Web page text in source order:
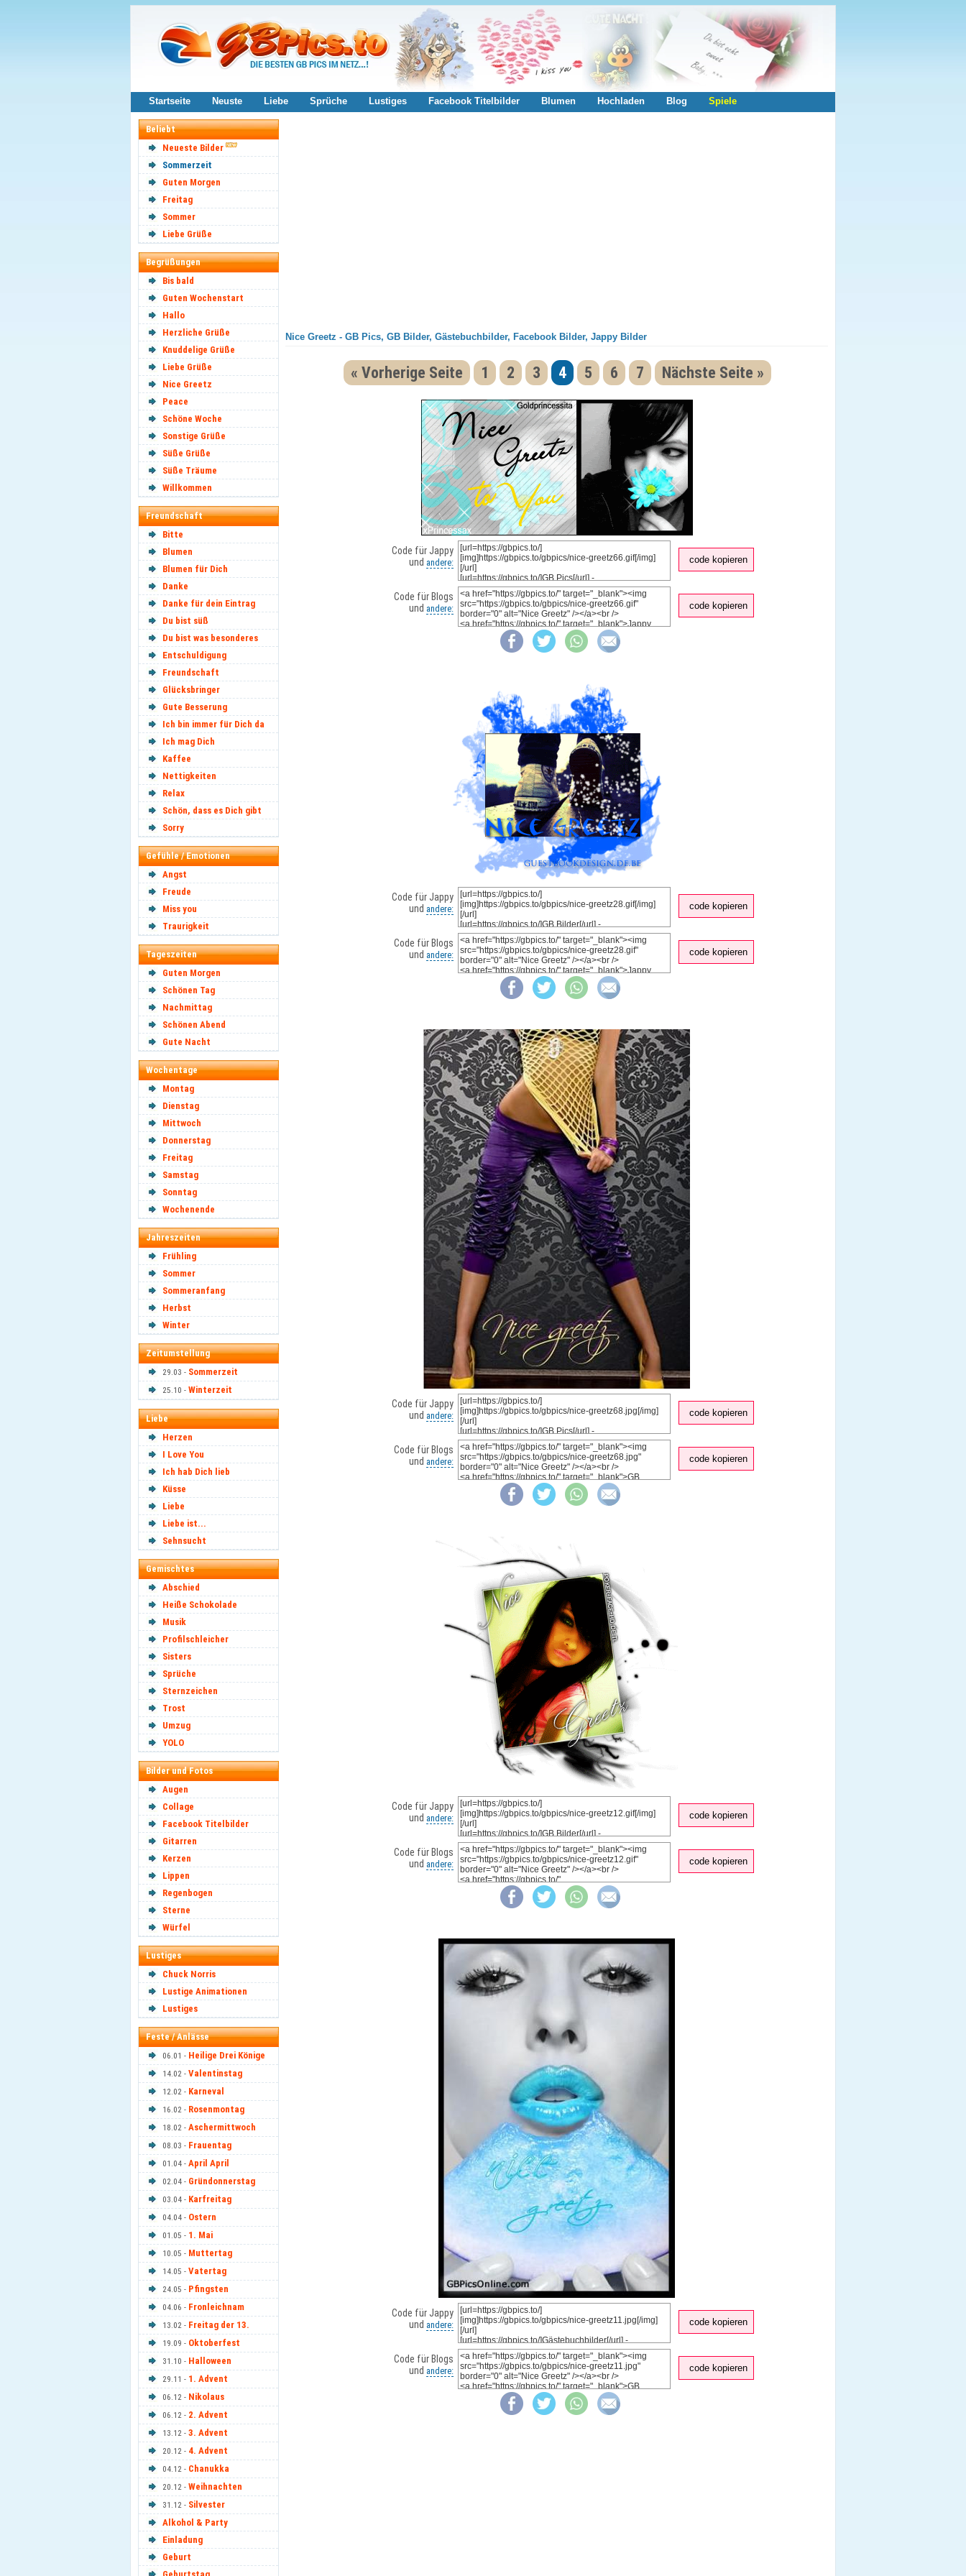
Startseite Neuste Liebe Sprüche Lustiges Facebook Titelbilder Blumen Hochladen Blog Spiele
Beliebt
Neueste Bilder
Sommerzeit
Guten Morgen
Freitag
Sommer
Liebe Grüße
Begrüßungen
Bis bald
Guten Wochenstart
Hallo
Herzliche Grüße
Knuddelige Grüße
Liebe Grüße
Nice Greetz
Peace
Schöne Woche
Sonstige Grüße
Süße Grüße
Süße Träume
Willkommen
Freundschaft
Bitte
Blumen
Blumen für Dich
Danke
Danke für dein Eintrag
Du bist süß
Du bist was besonderes
Entschuldigung
Freundschaft
Glücksbringer
Gute Besserung
Ich bin immer für Dich da
Ich mag Dich
Kaffee
Nettigkeiten
Relax
Schön, dass es Dich gibt
Sorry
Gefühle / Emotionen
Angst
Freude
Miss you
Traurigkeit
Tageszeiten
Guten Morgen
Schönen Tag
Nachmittag
Schönen Abend
Gute Nacht
Wochentage
Montag
Dienstag
Mittwoch
Donnerstag
Freitag
Samstag
Sonntag
Wochenende
Jahreszeiten
Frühling
Sommer
Sommeranfang
Herbst
Winter
Zeitumstellung
29.03 - Sommerzeit
25.10 - Winterzeit
Liebe
Herzen
I Love You
Ich hab Dich lieb
Küsse
Liebe
Liebe ist...
Sehnsucht
Gemischtes
Abschied
Heiße Schokolade
Musik
Profilschleicher
Sisters
Sprüche
Sternzeichen
Trost
Umzug
YOLO
Bilder und Fotos
Augen
Collage
Facebook Titelbilder
Gitarren
Kerzen
Lippen
Regenbogen
Sterne
Würfel
Lustiges
Chuck Norris
Lustige Animationen
Lustiges
Feste / Anlässe
06.01 - Heilige Drei Könige
14.02 - Valentinstag
12.02 - Karneval
16.02 - Rosenmontag
18.02 - Aschermittwoch
08.03 - Frauentag
01.04 - April April
02.04 - Gründonnerstag
03.04 - Karfreitag
04.04 - Ostern
01.05 - 1. Mai
10.05 - Muttertag
14.05 - Vatertag
24.05 - Pfingsten
04.06 - Fronleichnam
13.02 - Freitag der 13.
19.09 - Oktoberfest
31.10 - Halloween
29.11 - 1. Advent
06.12 - Nikolaus
06.12 - 2. Advent
13.12 - 3. Advent
20.12 - 4. Advent
04.12 - Chanukka
20.12 - Weihnachten
31.12 - Silvester
Alkohol & Party
Einladung
Geburt
Nice Greetz - GB Pics, GB Bilder, Gästebuchbilder, Facebook Bilder, Jappy Bilder
« Vorherige Seite 1 2 3 4 5 6 7 Nächste Seite »
Code für Jappy
und andere: code kopieren
Code für Blogs
und andere: code kopieren
Code für Jappy
und andere: code kopieren
Code für Blogs
und andere: code kopieren
Code für Jappy
und andere: code kopieren
Code für Blogs
und andere: code kopieren
Code für Jappy
und andere: code kopieren
Code für Blogs
und andere: code kopieren
Code für Jappy
und andere: code kopieren
Code für Blogs
und andere: code kopieren